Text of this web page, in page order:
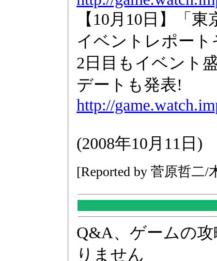
【10月10日】「
イベントレポート
2日目もイベント
デートも発表!
http://
(2008年10月11日)
[Reported by 菅原哲二/
Q&A、ゲームの
りません